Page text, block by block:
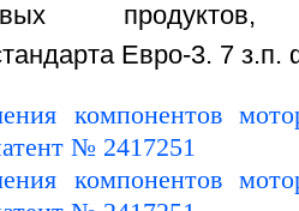
продуктов,
Евро-3. 7